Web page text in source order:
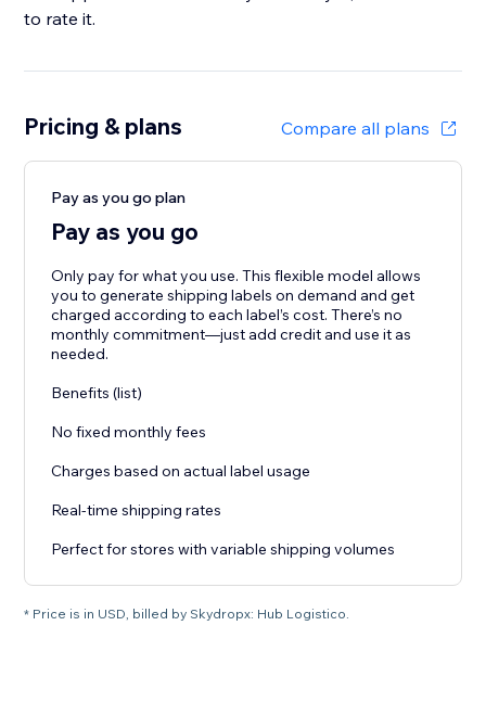
to rate it.
Pricing & plans Compare all plans
Pay as you go plan
Pay as you go
Only pay for what you use. This flexible model allows
you to generate shipping labels on demand and get
charged according to each label’s cost. There’s no
monthly commitment—just add credit and use it as
needed.
Benefits (list)
No fixed monthly fees
Charges based on actual label usage
Real-time shipping rates
Perfect for stores with variable shipping volumes
* Price is in USD, billed by Skydropx: Hub Logistico.